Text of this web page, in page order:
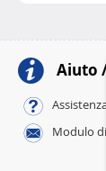
Aiuto
Modulo